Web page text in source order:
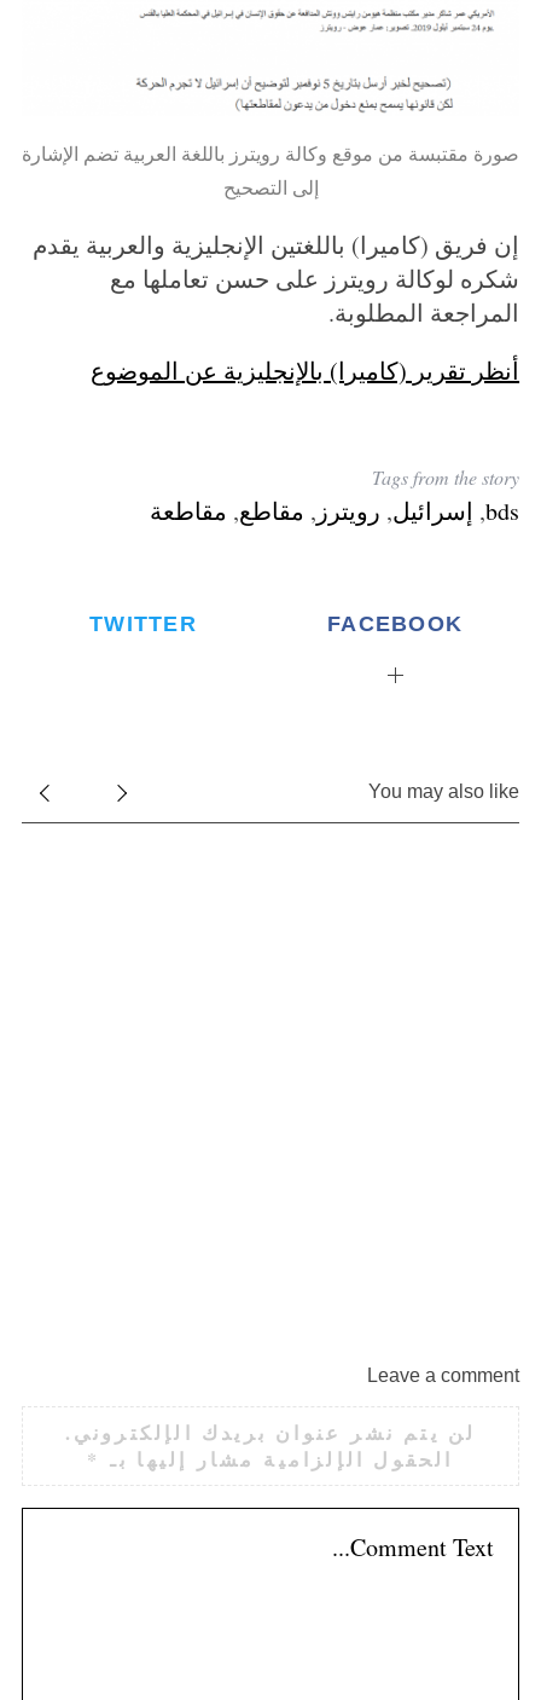
صورة مقتبسة من موقع وكالة رويترز باللغة العربية تضم الإشارة
إلى التصحيح
إن فريق (كاميرا) باللغتين الإنجليزية والعربية يقدم
شكره لوكالة رويترز على حسن تعاملها مع
المراجعة المطلوبة.
أنظر تقرير (كاميرا) بالإنجليزية عن الموضوع
Tags from the story
bds
, إسرائيل, رويترز , مقاطع, مقاطعة
FACEBOOK
TWITTER
You may also like
Leave a comment
لن يتم نشر عنوان بريدك الإلكتروني.
الحقول الإلزامية مشار إليها بـ *
: